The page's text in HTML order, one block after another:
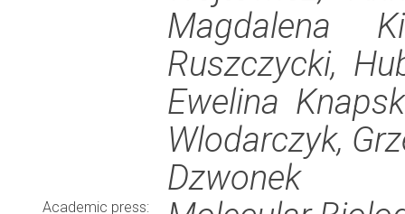
Magdalena
Ruszczycki,
Ewelina
Wlodarczyk,
Dzwonek
Academic press: